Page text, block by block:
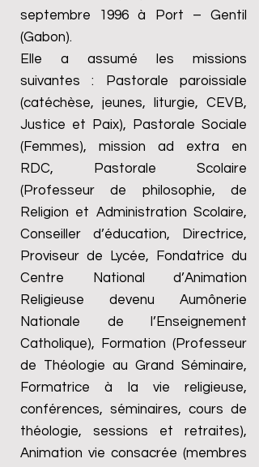
septembre 1996 à Port – Gentil
(Gabon).
Elle a assumé les missions
suivantes : Pastorale paroissiale
(catéchèse, jeunes, liturgie, CEVB,
Justice et Paix), Pastorale Sociale
(Femmes), mission ad extra en
RDC, Pastorale Scolaire
(Professeur de philosophie, de
Religion et Administration Scolaire,
Conseiller d’éducation, Directrice,
Proviseur de Lycée, Fondatrice du
Centre National d’Animation
Religieuse devenu Aumônerie
Nationale de l’Enseignement
Catholique), Formation (Professeur
de Théologie au Grand Séminaire,
Formatrice à la vie religieuse,
conférences, séminaires, cours de
théologie, sessions et retraites),
Animation vie consacrée (membres